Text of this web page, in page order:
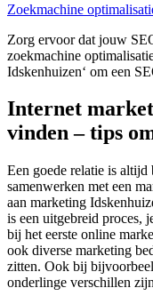
Zoekmachine
Zorg ervoor dat jouw
zoekmachine
Idskenhuizen‘ om een
Internet
vinden – tips
Een goede relatie is
samenwerken met een
aan marketing
is een uitgebreid proces,
bij het eerste online
ook diverse marketing
zitten. Ook bij
onderlinge verschillen